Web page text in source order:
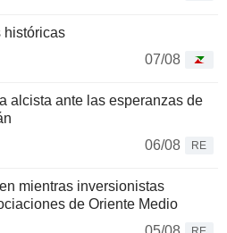
históricas
07/08
alcista ante las esperanzas de
06/08
RE
mientras inversionistas
de Oriente Medio